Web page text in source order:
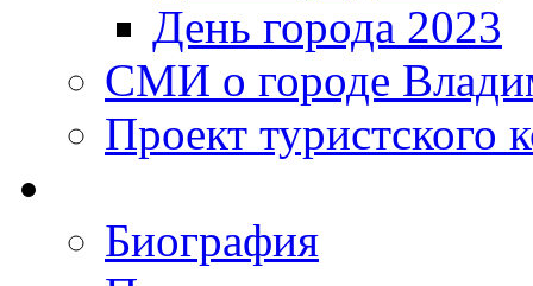
День города 2023
СМИ о городе
Проект туристского
Биография